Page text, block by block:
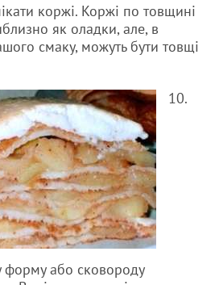
коржі. Коржі по товщині
як оладки, але, в
смаку, можуть бути товщі
10.
або сковороду